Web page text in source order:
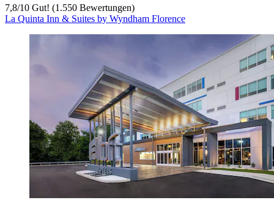
7,8/10 Gut! (1.550 Bewertungen)
La Quinta Inn & Suites by Wyndham Florence